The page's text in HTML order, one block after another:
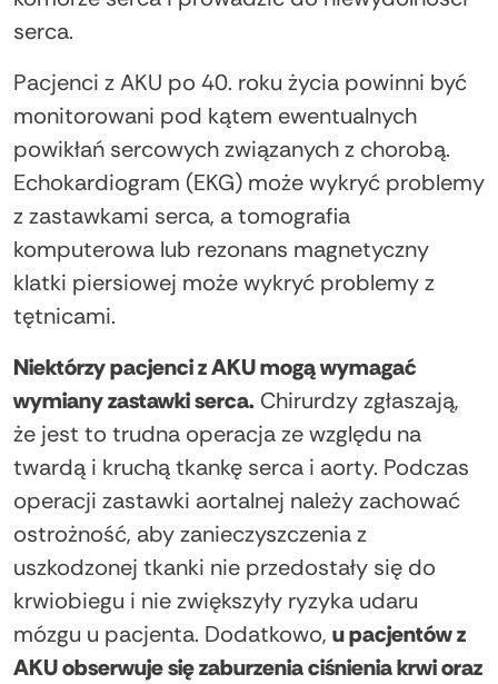
serca.
Pacjenci z AKU po 40. roku życia powinni być
monitorowani pod kątem ewentualnych
powikłań sercowych związanych z chorobą.
Echokardiogram (EKG) może wykryć problemy
z zastawkami serca, a tomografia
komputerowa lub rezonans magnetyczny
klatki piersiowej może wykryć problemy z
tętnicami.
Niektórzy pacjenci z AKU mogą wymagać
wymiany zastawki serca. Chirurdzy zgłaszają,
że jest to trudna operacja ze względu na
twardą i kruchą tkankę serca i aorty. Podczas
operacji zastawki aortalnej należy zachować
ostrożność, aby zanieczyszczenia z
uszkodzonej tkanki nie przedostały się do
krwiobiegu i nie zwiększyły ryzyka udaru
mózgu u pacjenta. Dodatkowo, u pacjentów z
AKU obserwuje się zaburzenia ciśnienia krwi oraz